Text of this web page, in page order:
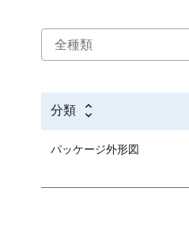
分類
パッケージ外形図